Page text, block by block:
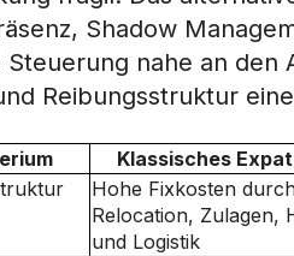
Shadow
Steuerung nahe an den
Reibungsstruktur
Klassisches
Hohe Fixkosten
Relocation, Zulagen,
und Logistik